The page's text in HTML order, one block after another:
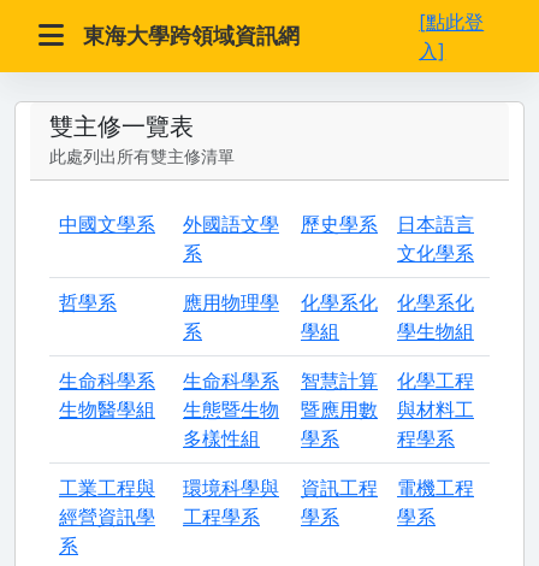
東海大學跨領域資訊網
[點此登
入]
雙主修一覽表
此處列出所有雙主修清單
中國文學系
外國語文學
系
歷史學系
日本語言
文化學系
哲學系
應用物理學
系
化學系化
學組
化學系化
學生物組
生命科學系
生物醫學組
生命科學系
生態暨生物
多樣性組
智慧計算
暨應用數
學系
化學工程
與材料工
程學系
工業工程與
經營資訊學
系
環境科學與
工程學系
資訊工程
學系
電機工程
學系